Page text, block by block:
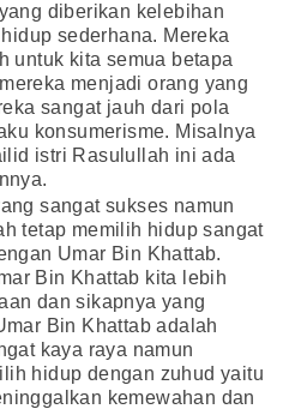
diberikan kelebihan
sederhana. Mereka
untuk kita semua betapa
menjadi orang yang
sangat jauh dari pola
konsumerisme. Misalnya
istri Rasulullah ini ada
sangat sukses namun
tetap memilih hidup sangat
Umar Bin Khattab.
Bin Khattab kita lebih
dan sikapnya yang
Bin Khattab adalah
kaya raya namun
hidup dengan zuhud yaitu
kemewahan dan